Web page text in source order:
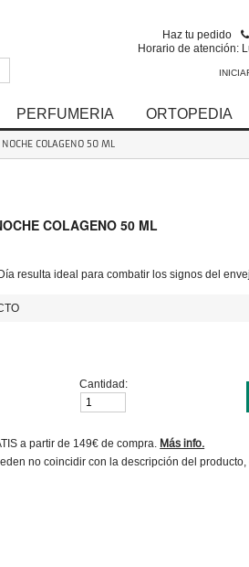
Haz tu pedido
Horario de atención:
PERFUMERIA ORTOPEDIA
COLAGENO 50 ML
COLAGENO 50 ML
resulta ideal para combatir los signos del
Cantidad:
a partir de 149€ de compra. Más info.
no coincidir con la descripción del